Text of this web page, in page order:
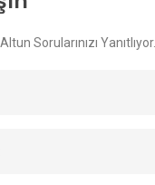
Sorularınızı Yanıtlıyor.